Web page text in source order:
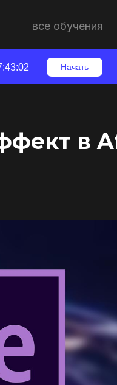
все обучения
Начать
в